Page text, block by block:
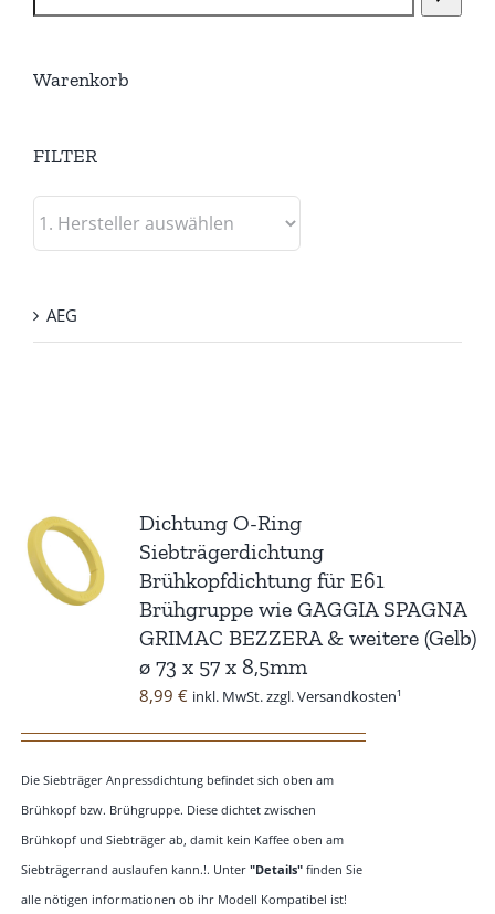
Dichtung O-Ring
Siebträgerdichtung
Brühkopfdichtung für E61
Brühgruppe wie GAGGIA SPAGNA
GRIMAC BEZZERA & weitere (Gelb)
ø 73 x 57 x 8,5mm
8,99 € inkl. MwSt. zzgl. Versandkosten¹
Die Siebträger Anpressdichtung befindet sich oben am
Brühkopf bzw. Brühgruppe. Diese dichtet zwischen
Brühkopf und Siebträger ab, damit kein Kaffee oben am
Siebträgerrand auslaufen kann.!. Unter "Details"finden Sie
alle nötigen informationen ob ihr Modell Kompatibel ist!
Warenkorb
FILTER
AEG